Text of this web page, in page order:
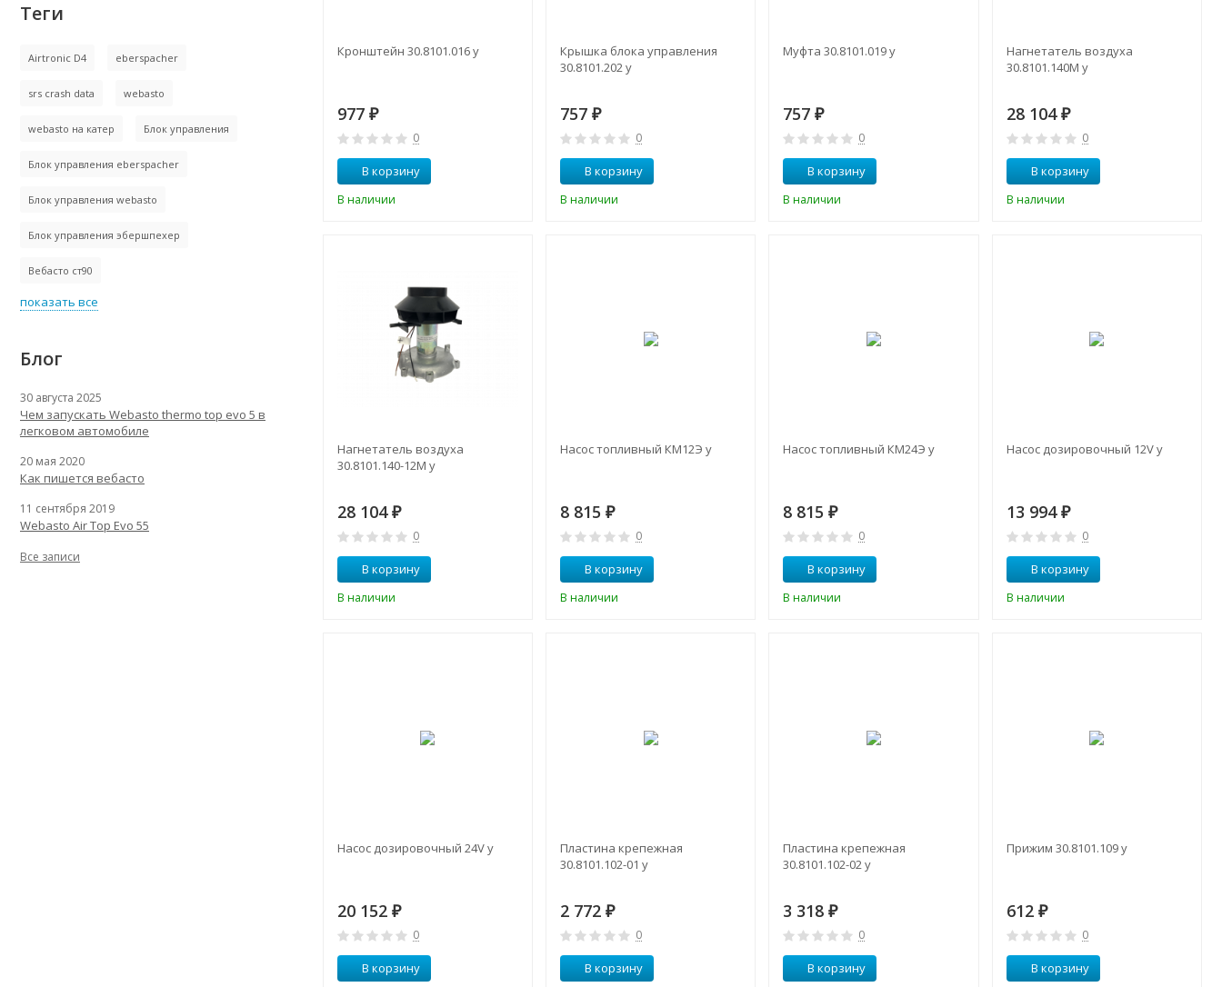
Кронштейн 30.8101.016 у
977 ₽
0
В корзину
В наличии
Крышка блока управления
30.8101.202 у
757 ₽
0
В корзину
В наличии
Муфта 30.8101.019 у
757₽
0
В корзину
В наличии
Нагнетатель воздуха
30.8101.140М у
28 104 ₽
0
В корзину
В наличии
Нагнетатель воздуха
30.8101.140-12М у
28 104 ₽
0
В корзину
В наличии
Насос топливный КМ12Э у
8 815 ₽
0
В корзину
В наличии
Насос топливный КМ24Э у
8 815₽
0
В корзину
В наличии
Насос дозировочный 12V у
13 994 ₽
0
В корзину
В наличии
Насос дозировочный 24V у
20 152 ₽
0
В корзину
Пластина крепежная
30.8101.102-01 у
2 772 ₽
0
В корзину
Пластина крепежная
30.8101.102-02 у
3 318₽
0
В корзину
Прижим 30.8101.109 у
612 ₽
0
В корзину
Теги
Airtronic D4 eberspacher
srs crash data webasto
webasto на катер Блок управления
Блок управления eberspacher
Блок управления webasto
Блок управления эбершпехер
Вебасто ст90
показать все
Блог
30 августа 2025
Чем запускать Webasto thermo top evo 5 в
легковом автомобиле
20 мая 2020
Как пишется вебасто
11 сентября 2019
Webasto Air Top Evo 55
Все записи